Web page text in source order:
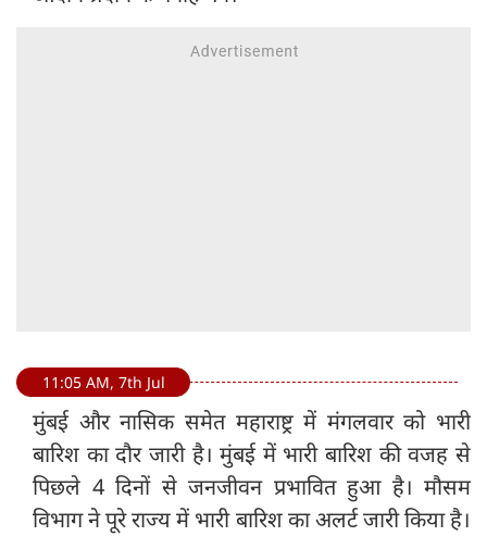
11:05 AM, 7th Jul
मुंबई और नासिक समेत महाराष्ट्र में मंगलवार को भारी
बारिश का दौर जारी है। मुंबई में भारी बारिश की वजह से
पिछले 4 दिनों से जनजीवन प्रभावित हुआ है। मौसम
विभाग ने पूरे राज्य में भारी बारिश का अलर्ट जारी किया है।